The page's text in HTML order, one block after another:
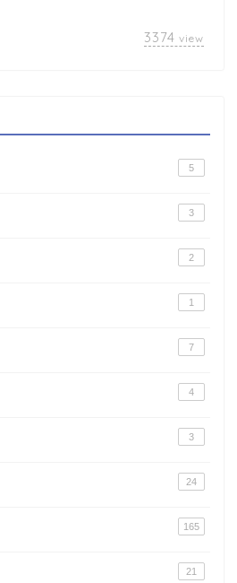
3374 view
5
3
2
1
7
4
3
24
165
21